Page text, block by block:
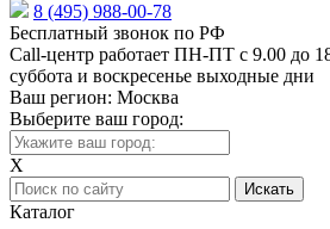
8 (495) 988-00-78
Бесплатный звонок по РФ
Call-центр работает ПН-ПТ с 9.00 до
суббота и воскресенье выходные дни
Ваш регион: Москва
Выберите ваш город:
X
Каталог